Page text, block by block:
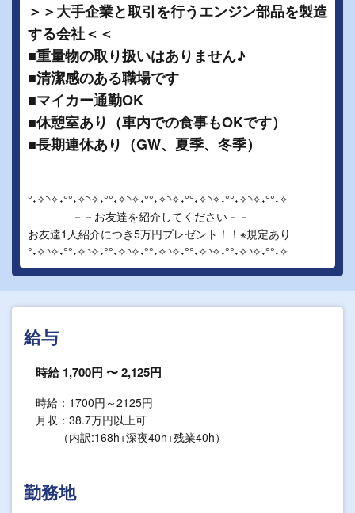
＞＞大手企業と取引を行うエンジン部品を製造
する会社＜＜
■重量物の取り扱いはありません♪
■清潔感のある職場です
■マイカー通勤OK
■休憩室あり（車内での食事もOKです）
■長期連休あり（GW、夏季、冬季）
°˖✧◝✧˖°°˖✧◝✧˖°°˖✧◝✧˖°°˖✧◝✧˖°°˖✧◝✧˖°°˖✧◝✧˖°°˖✧
－－お友達を紹介してください－－
お友達1人紹介につき5万円プレゼント！！※規定あり
°˖✧◝✧˖°°˖✧◝✧˖°°˖✧◝✧˖°°˖✧◝✧˖°°˖✧◝✧˖°°˖✧◝✧˖°°˖✧
給与
時給 1,700円 〜 2,125円
時給：1700円～2125円
月収：38.7万円以上可
（内訳:168h+深夜40h+残業40h）
勤務地